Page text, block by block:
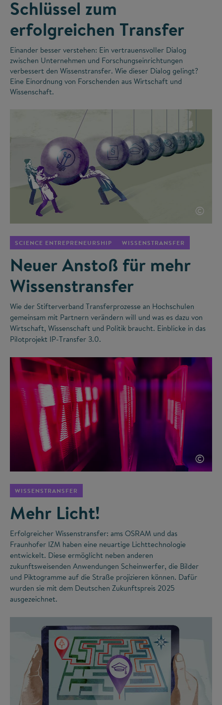
Schlüssel zum
erfolgreichen Transfer
Einander besser verstehen: Ein vertrauensvoller Dialog
zwischen Unternehmen und Forschungseinrichtungen
verbessert den Wissenstransfer. Wie dieser Dialog gelingt?
Eine Einordnung von Forschenden aus Wirtschaft und
Wissenschaft.
©
SCIENCE ENTREPRENEURSHIP WISSENSTRANSFER
Neuer Anstoß für mehr
Wissenstransfer
Wie der Stifterverband Transferprozesse an Hochschulen
gemeinsam mit Partnern verändern will und was es dazu von
Wirtschaft, Wissenschaft und Politik braucht. Einblicke in das
Pilotprojekt IP-Transfer 3.0.
©
WISSENSTRANSFER
Mehr Licht!
Erfolgreicher Wissenstransfer: ams OSRAM und das
Fraunhofer IZM haben eine neuartige Lichttechnologie
entwickelt. Diese ermöglicht neben anderen
zukunftsweisenden Anwendungen Scheinwerfer, die Bilder
und Piktogramme auf die Straße projizieren können. Dafür
wurden sie mit dem Deutschen Zukunftspreis 2025
ausgezeichnet.